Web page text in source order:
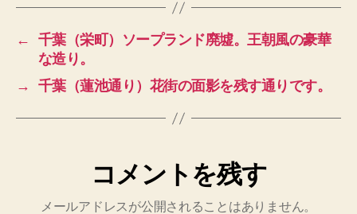
←
千葉（栄町）ソープランド廃墟。王朝風の豪華
な造り。
→
千葉（蓮池通り）花街の面影を残す通りです。
コメントを残す
メールアドレスが公開されることはありません。